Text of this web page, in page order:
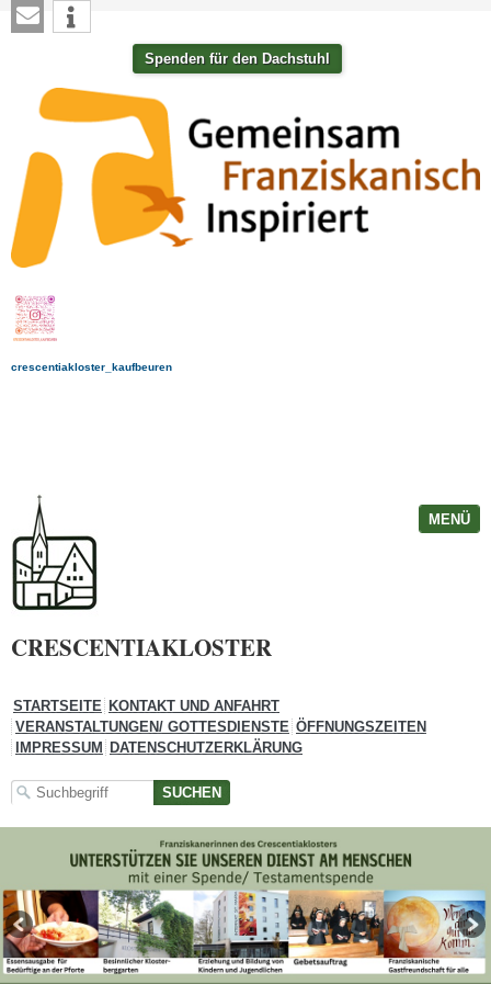
Spenden für den Dachstuhl
crescentiakloster_kaufbeuren
MENÜ
CRESCENTIAKLOSTER
STARTSEITE KONTAKT UND ANFAHRT
VERANSTALTUNGEN/ GOTTESDIENSTE ÖFFNUNGSZEITEN
IMPRESSUM
DATENSCHUTZERKLÄRUNG